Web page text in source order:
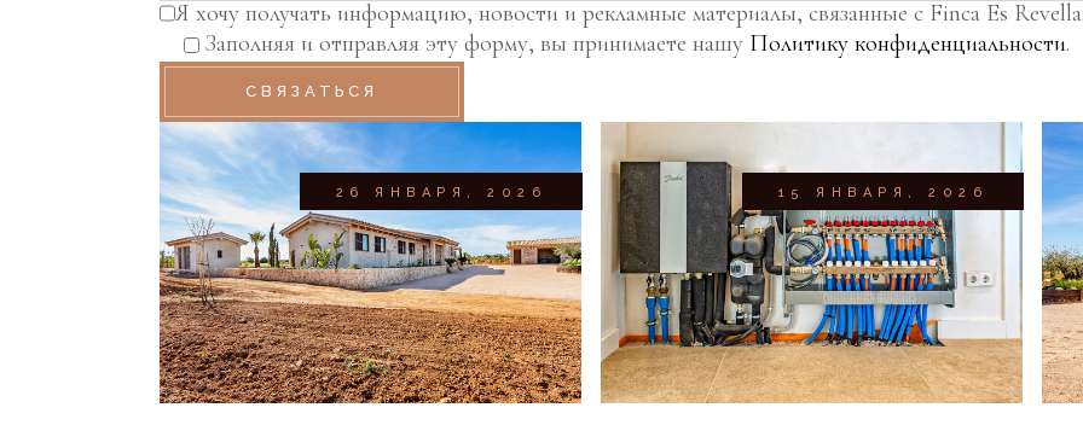
Я хочу получать информацию, новости и рекламные материалы, связанные с Finca Es
Заполняя и отправляя эту форму, вы принимаете нашу Политику конфиденциальности.
СВЯЗАТЬСЯ
26 ЯНВАРЯ, 2026 15 ЯНВАРЯ, 2026